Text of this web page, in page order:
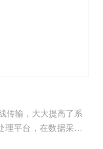
传输，大大提高了系
平台，在数据采集